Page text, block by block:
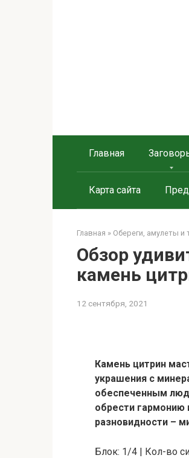
Главная
Карта сайта
Главная » Обереги, амулеты и
Обзор
камень
12 сентября, 2021
Камень цитрин
украшения с
обеспеченным
обрести
разновидности –
Блок: 1/4 | Кол-во